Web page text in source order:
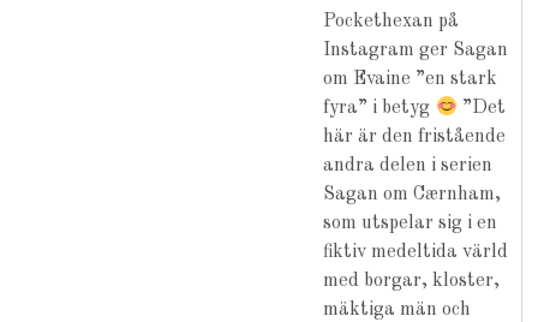
Pockethexan på
Instagram ger Sagan
om Evaine ”en stark
fyra” i betyg
”Det
här är den fristående
andra delen i serien
Sagan om Cærnham,
som utspelar sig i en
fiktiv medeltida värld
med borgar, kloster,
mäktiga män och